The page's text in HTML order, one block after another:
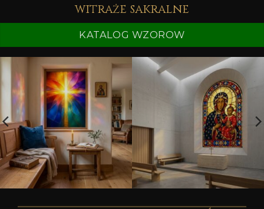
witraże sakralne
KATALOG WZOROW